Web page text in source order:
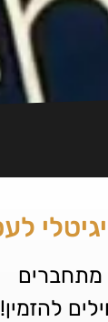
מתחברים
להזמין!